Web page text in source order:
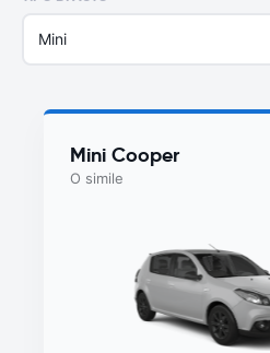
Mini
Mini Cooper
O simile